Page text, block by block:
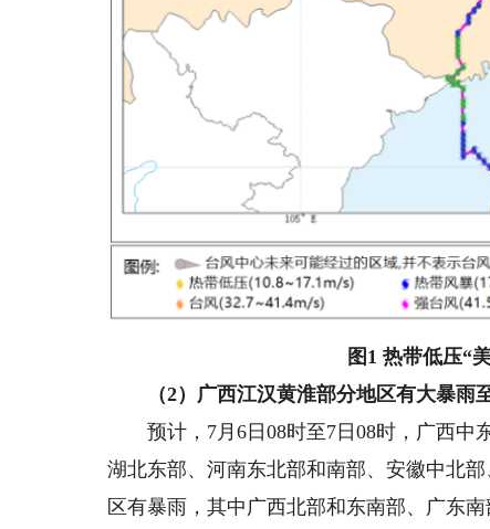
图1 热带低压“
（2）广西江汉黄淮部分地区有大暴雨
预计，7月6日08时至7日08时，广西中
湖北东部、河南东北部和南部、安徽中北
区有暴雨，其中广西北部和东南部、广东